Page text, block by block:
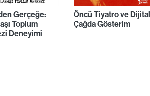
Gerçeğe:
Toplum
Deneyimi
Öncü Tiyatro ve Dijital
Çağda Gösterim